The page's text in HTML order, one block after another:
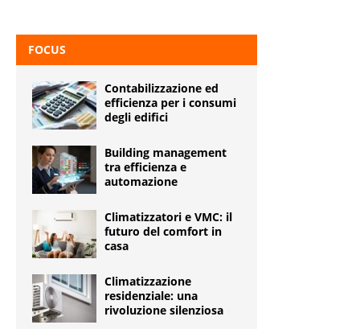
FOCUS
Contabilizzazione ed
efficienza per i consumi
degli edifici
Building management
tra efficienza e
automazione
Climatizzatori e VMC: il
futuro del comfort in
casa
Climatizzazione
residenziale: una
rivoluzione silenziosa